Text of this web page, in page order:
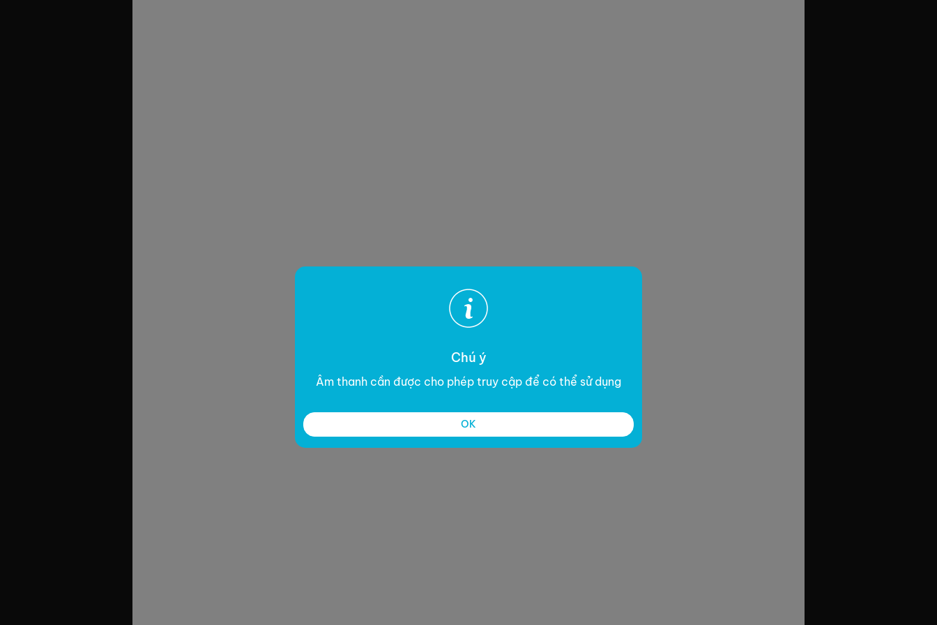
Chú ý
Âm thanh cần được cho phép truy cập để có thể sử dụng
OK